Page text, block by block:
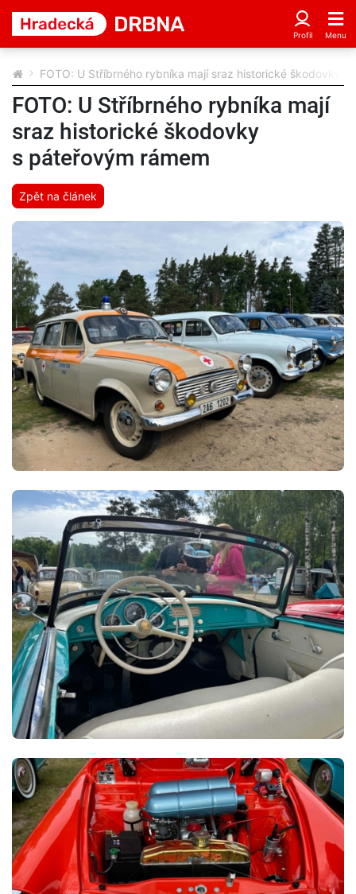
FOTO: U Stříbrného rybníka mají sraz historické škodovky s
FOTO: U Stříbrného rybníka mají
sraz historické škodovky
s páteřovým rámem
Zpět na článek